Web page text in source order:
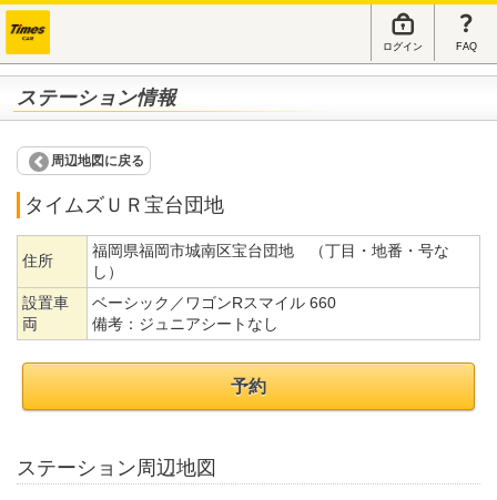
ログイン FAQ
ステーション情報
周辺地図に戻る
タイムズＵＲ宝台団地
住所
福岡県福岡市城南区宝台団地 （丁目・地番・号な
し）
設置車
両
ベーシック／ワゴンRスマイル 660
備考： ジュニアシートなし
予約
ステーション周辺地図